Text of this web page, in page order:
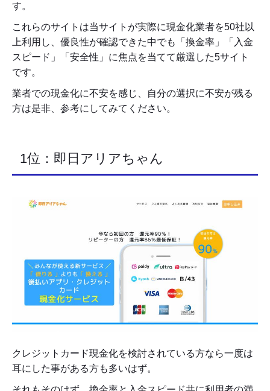
す。
これらのサイトは当サイトが実際に現金化業者を50社以
上利用し、優良性が確認できた中でも「換金率」「入金
スピード」「安全性」に焦点を当てて厳選した5サイト
です。
業者での現金化に不安を感じ、自分の選択に不安が残る
方は是非、参考にしてみてください。
1位：即日アリアちゃん
クレジットカード現金化を検討されている方なら一度は
耳にした事がある方も多いはず。